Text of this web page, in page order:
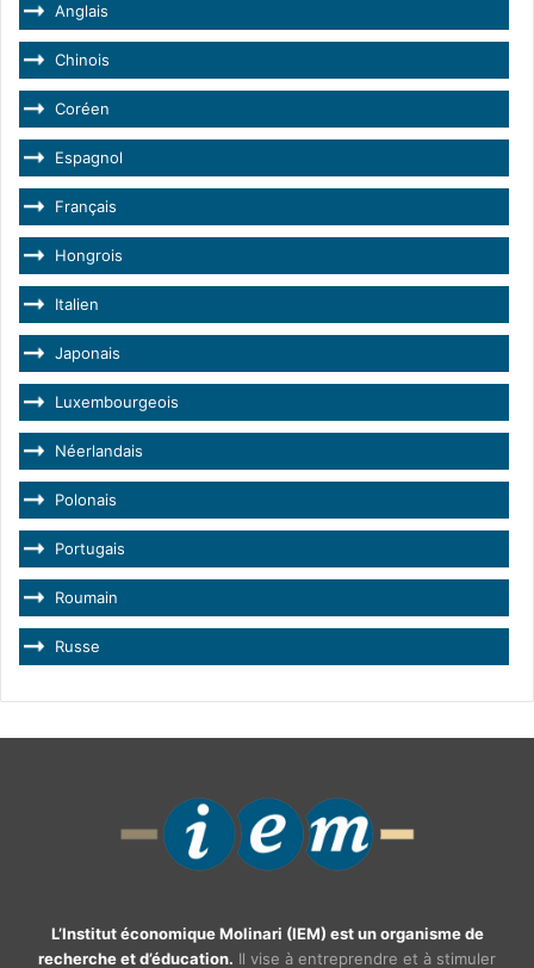
Anglais
Chinois
Coréen
Espagnol
Français
Hongrois
Italien
Japonais
Luxembourgeois
Néerlandais
Polonais
Portugais
Roumain
Russe
L’Institut économique Molinari (IEM) est un organisme de
recherche et d’éducation. Il vise à entreprendre et à stimuler